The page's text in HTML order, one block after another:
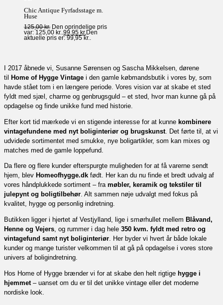
Chic Antique Fyrfadsstage m.
Huse
125,00kr. Den oprindelige pris
var: 125,00 kr..99,95 kr.Den
aktuelle pris er: 99,95 kr..
I 2017 åbnede vi, Susanne Sørensen og Sascha Mikkelsen, dørene
til
Home of Hygge Vintage i den gamle købmandsbutik i vores by, som
havde stået tom i en længere periode. Vores vision var at skabe et sted
fyldt med sjæl, charme og genbrugsguld – et sted, hvor man kunne gå på
opdagelse og finde unikke fund med historie.
Efter kort tid mærkede vi en stigende interesse for at kunne kombinere
vintagefundene med nyt boliginteriør og brugskunst . Det førte til, at vi
udvidede sortimentet med smukke, nye boligartikler, som kan mixes og
matches med de gamle loppefund.
Da flere og flere kunder efterspurgte muligheden for at få varerne sendt
hjem, blev Homeofhygge.dk født. Her kan du nu finde et bredt udvalg af
vores håndplukkede sortiment – fra møbler, keramik og tekstiler til
julepynt og boligtilbehør. Alt sammen nøje udvalgt med fokus på
kvalitet, hygge og personlig indretning.
Butikken ligger i hjertet af Vestjylland, lige i smørhullet mellem Blåvand,
Henne og Vejers, og rummer i dag hele 350 kvm. fyldt med retro og
vintagefund samt nyt boliginteriør. Her byder vi hvert år både lokale
kunder og mange turister velkommen til at gå på opdagelse i vores store
univers af boligindretning.
Hos Home of Hygge brænder vi for at skabe den helt rigtige hygge i
hjemmet – uanset om du er til det unikke vintage eller det moderne
nordiske look.